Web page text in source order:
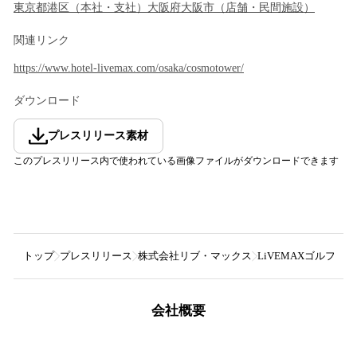
東京都港区 （本社・支社 ） 大阪府大阪市 （ 店舗・民間施設 ）
関連リンク
https://www.hotel-livemax.com/osaka/cosmotower/
ダウンロード
プレスリリース素材
このプレスリリース内で使われている画像ファイルがダウンロードできます
トップ プレスリリース 株式会社リブ・マックス LiVEMAXゴルフク
会社概要